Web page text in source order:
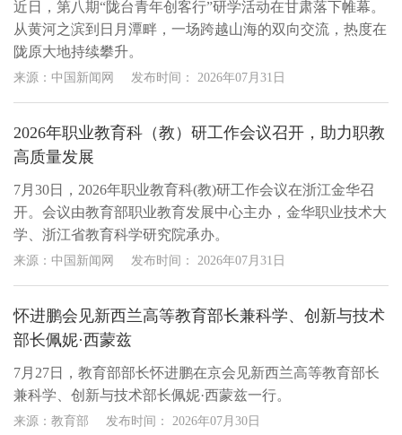
近日，第八期“陇台青年创客行”研学活动在甘肃落下帷幕。
从黄河之滨到日月潭畔，一场跨越山海的双向交流，热度在
陇原大地持续攀升。
来源：中国新闻网 发布时间： 2026年07月31日
2026年职业教育科（教）研工作会议召开，助力职教
高质量发展
7月30日，2026年职业教育科(教)研工作会议在浙江金华召
开。会议由教育部职业教育发展中心主办，金华职业技术大
学、浙江省教育科学研究院承办。
来源：中国新闻网 发布时间： 2026年07月31日
怀进鹏会见新西兰高等教育部长兼科学、创新与技术
部长佩妮·西蒙兹
7月27日，教育部部长怀进鹏在京会见新西兰高等教育部长
兼科学、创新与技术部长佩妮·西蒙兹一行。
来源：教育部 发布时间： 2026年07月30日